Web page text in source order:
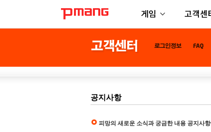
게임 고객센
공지사항
피망의 새로운 소식과 궁금한 내용 공지사